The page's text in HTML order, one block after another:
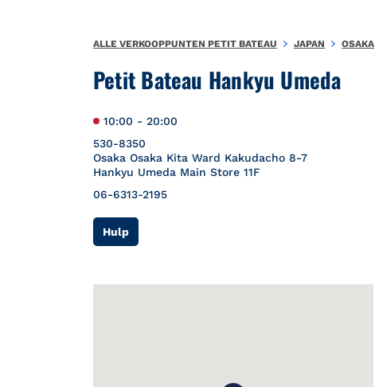
Petit Bateau Hankyu Umeda
10:00 - 20:00
530-8350
Osaka Osaka Kita Ward Kakudacho 8-7
Hankyu Umeda Main Store 11F
06-6313-2195
HulpLink Opens in New Tab
ALLE VERKOOPPUNTEN PETIT BATEAU JAPAN OSAKA